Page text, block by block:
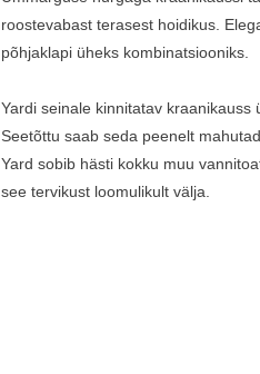
roostevabast terasest hoidikus.
põhjaklapi üheks kombinatsiooniks.
Yardi seinale kinnitatav kraanikauss
Seetõttu saab seda peenelt
Yard sobib hästi kokku muu
see tervikust loomulikult välja.